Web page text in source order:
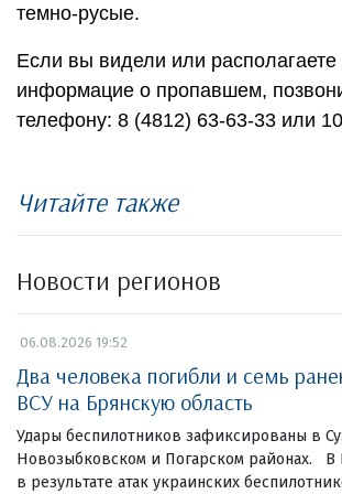
темно-русые.
Если вы видели или располагаете
информацие о пропавшем,
телефону: 8 (4812) 63-63-33 или
Читайте также
Новости регионов
06.08.2026 19:52
Два человека погибли и семь
ВСУ на Брянскую область
Удары беспилотников зафиксированы в
Новозыбковском и Погарском районах. В
в результате атак украинских